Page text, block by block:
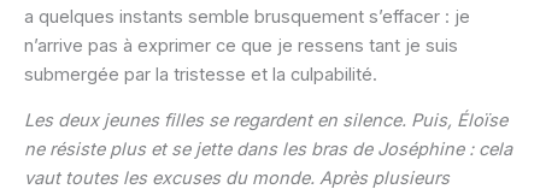
a quelques instants semble brusquement s’effacer : je
n’arrive pas à exprimer ce que je ressens tant je suis
submergée par la tristesse et la culpabilité.
Les deux jeunes filles se regardent en silence. Puis, Éloïse
ne résiste plus et se jette dans les bras de Joséphine : cela
vaut toutes les excuses du monde. Après plusieurs